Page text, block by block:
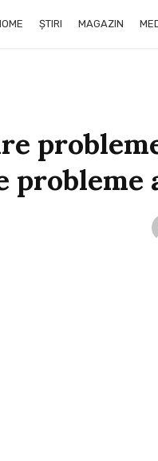
ȘTIRI MAGAZIN
probleme